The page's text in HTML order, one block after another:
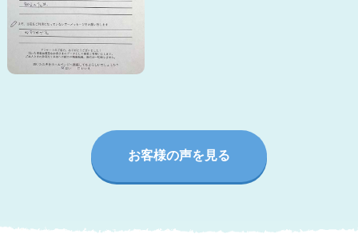
お客様の声を見る